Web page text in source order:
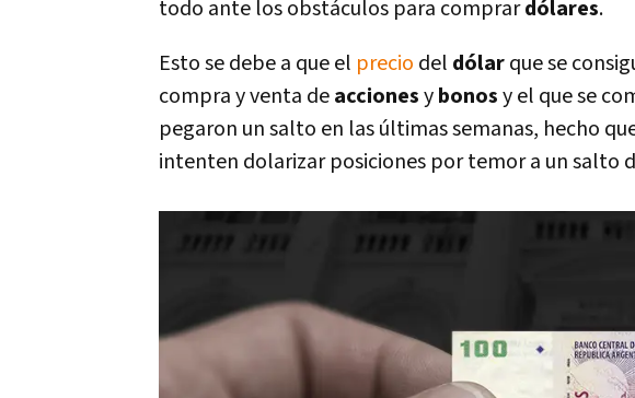
todo ante los obstáculos para comprardólares.
Esto se debe a que el precio del dólarque se
compra y venta deaccionesybonosy el que se
pegaron un salto en las últimas semanas, hecho
intenten dolarizar posiciones por temor a un salto